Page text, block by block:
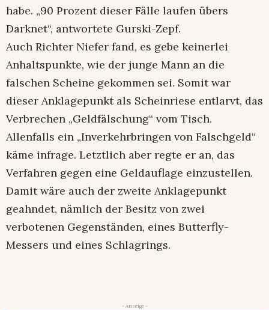
habe. „90 Prozent dieser Fälle laufen übers
Darknet“, antwortete Gurski-Zepf.
Auch Richter Niefer fand, es gebe keinerlei
Anhaltspunkte, wie der junge Mann an die
falschen Scheine gekommen sei. Somit war
dieser Anklagepunkt als Scheinriese entlarvt, das
Verbrechen „Geldfälschung“ vom Tisch.
Allenfalls ein „Inverkehrbringen von Falschgeld“
käme infrage. Letztlich aber regte er an, das
Verfahren gegen eine Geldauflage einzustellen.
Damit wäre auch der zweite Anklagepunkt
geahndet, nämlich der Besitz von zwei
verbotenen Gegenständen, eines Butterfly-
Messers und eines Schlagrings.
- Anzeige -